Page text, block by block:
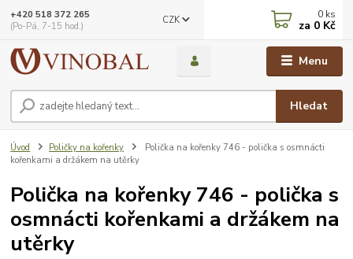
Menu
CZK
Hledat
+420 518 372 265
(Po-Pá, 7-15 hod.)
0 ks
za 0 Kč
Úvod Poličky na kořenky
Polička na kořenky 746 - polička s osmnácti
kořenkami a držákem na utěrky
Polička na kořenky 746 - polička s
osmnácti kořenkami a držákem na
utěrky